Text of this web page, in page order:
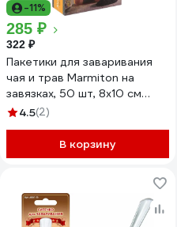
-11%
285 ₽
322 ₽
Пакетики для заваривания
чая и трав Marmiton на
завязках, 50 шт, 8х10 см
EAT&FIT 200/20 17816
4.5(2)
В корзину